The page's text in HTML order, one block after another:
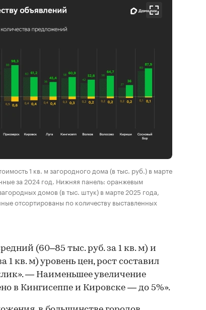
1 кв. м загородного дома (в тыс. руб.) в марте
за 2024 год. Нижняя панель: оранжевым
домов (в тыс. штук) в марте 2025 года,
отсортированы по количеству выставленных
(60–85 тыс. руб. за 1 кв. м) и
1 кв. м) уровень цен, рост составил
— Наименьшее увеличение
в Кингисеппе и Кировске — до 5%».